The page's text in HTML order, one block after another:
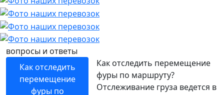
вопросы и ответы
Как отследить
перемещение
фуры по
Как отследить перемещение
фуры по маршруту?
Отслеживание груза ведется в